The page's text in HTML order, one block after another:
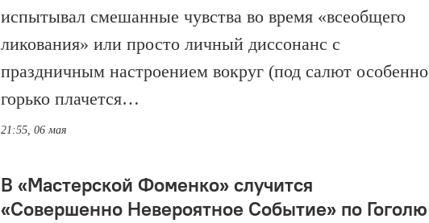
испытывал смешанные чувства во время «всеобщего
ликования» или просто личный диссонанс с
праздничным настроением вокруг (под салют особенно
горько плачется…
21:55, 06 мая
В «Мастерской Фоменко» случится
«Совершенно Невероятное Событие» по Гоголю